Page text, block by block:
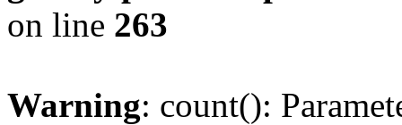
on line 263
Warning: count():